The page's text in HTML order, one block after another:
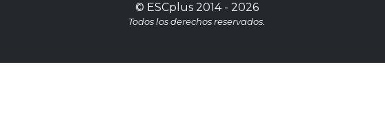
© ESCplus2014 - 2026
Todos los derechos reservados.